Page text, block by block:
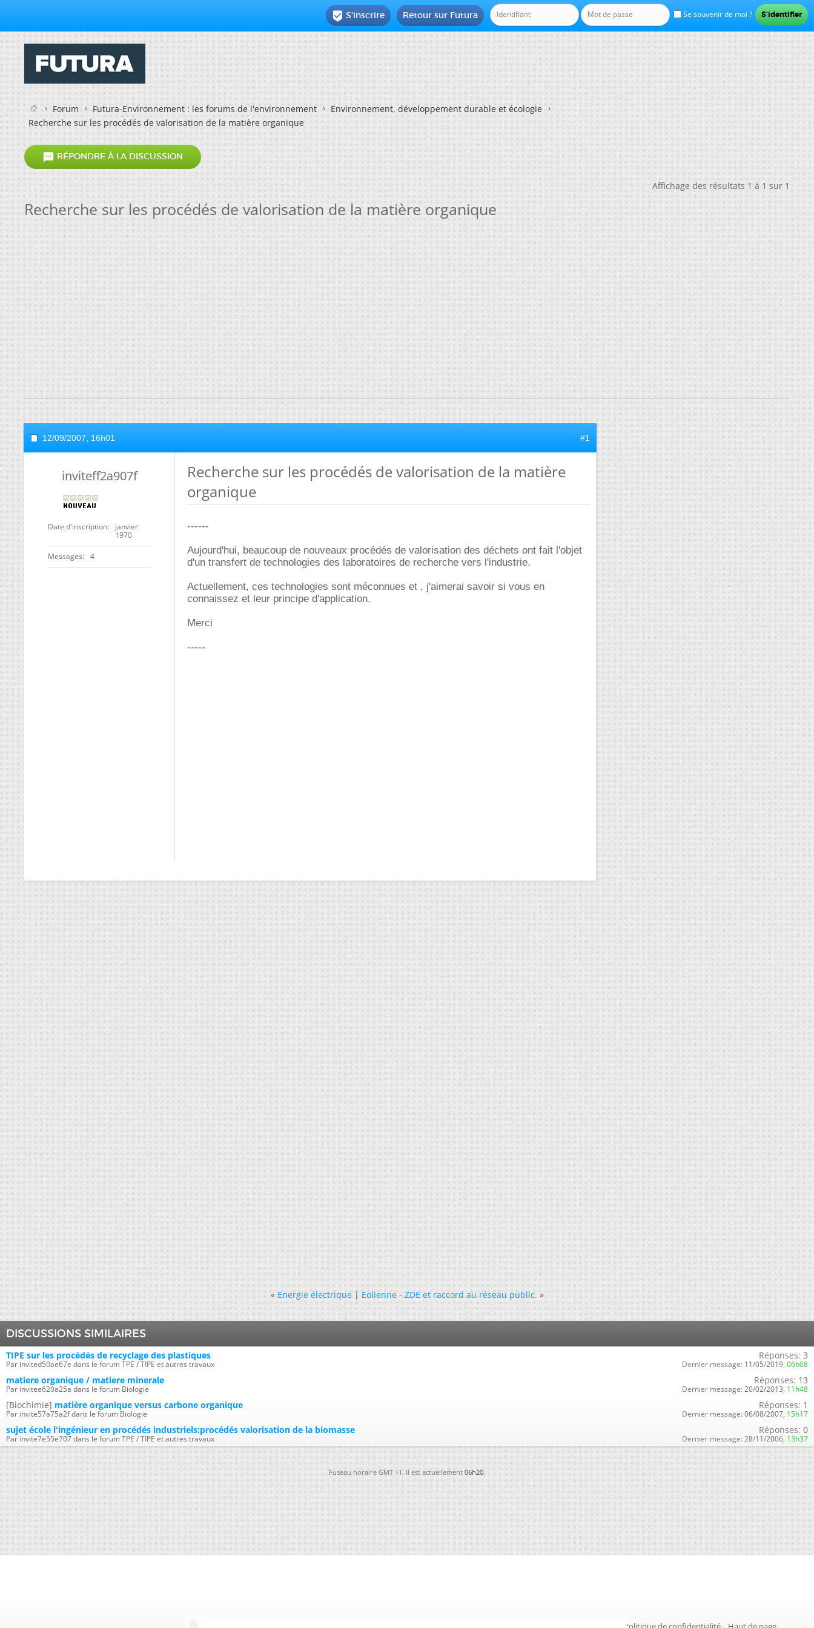
Se souvenir de moi ?
Retour sur Futura
 S'inscrire
Forum Futura-Environnement : les forums de l'environnement
Environnement, développement durable et écologie
Recherche sur les procédés de valorisation de la matière organique
 RÉPONDRE À LA DISCUSSION
Affichage des résultats 1 à 1 sur 1
Recherche sur les procédés de valorisation de la matière organique
12/09/2007, 16h01 #1
inviteff2a907f
Date d'inscription
janvier
1970
Messages 4
Recherche sur les procédés de valorisation de la matière
organique
------
Aujourd'hui, beaucoup de nouveaux procédés de valorisation des déchets ont fait l'objet
d'un transfert de technologies des laboratoires de recherche vers l'industrie.
Actuellement, ces technologies sont méconnues et , j'aimerai savoir si vous en
connaissez et leur principe d'application.
Merci
-----
« Energie électrique|Eolienne - ZDE et raccord au réseau public. »
DISCUSSIONS SIMILAIRES
TIPE sur les procédés de recyclage des plastiques
Par invited50ae67e dans le forum TPE / TIPE et autres travaux
Réponses: 3
Dernier message: 11/05/2019, 06h08
matiere organique / matiere minerale
Par invitee620a25a dans le forum Biologie
Réponses: 13
Dernier message: 20/02/2013, 11h48
[Biochimie] matière organique versus carbone organique
Par invite57a75a2f dans le forum Biologie
Réponses: 1
Dernier message: 06/08/2007, 15h17
sujet école l'ingénieur en procédés industriels:procédés valorisation de la biomasse
Par invite7e55e707 dans le forum TPE / TIPE et autres travaux
Réponses: 0
Dernier message: 28/11/2006, 13h37
Fuseau horaire GMT +1. Il est actuellement06h20.